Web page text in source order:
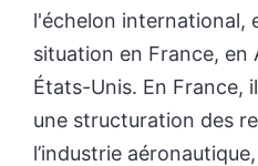
l'échelon international,
situation en France, en
États-Unis. En France,
une structuration des
l’industrie